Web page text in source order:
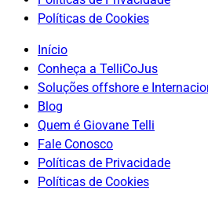
Políticas de Cookies
Início
Conheça a TelliCoJus
Soluções offshore e
Blog
Quem é Giovane Telli
Fale Conosco
Políticas de Privacidade
Políticas de Cookies